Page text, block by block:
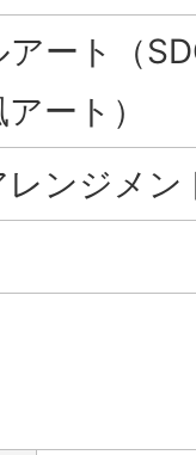
ート（
ート）
レンジメン